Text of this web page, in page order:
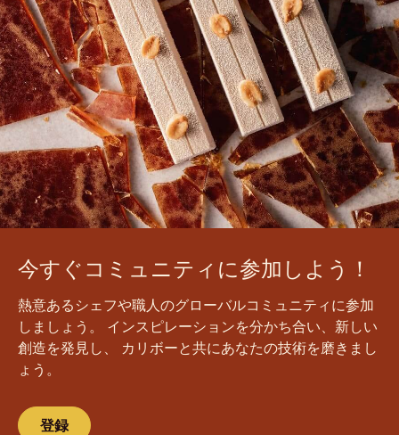
今すぐコミュニティに参加しよう！
熱意あるシェフや職人のグローバルコミュニティに参加
しましょう。 インスピレーションを分かち合い、新しい
創造を発見し、 カリボーと共にあなたの技術を磨きまし
ょう。
登録